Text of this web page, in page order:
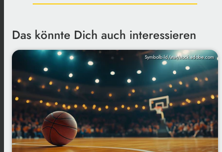
Das könnte Dich auch interessieren
Symbolbild/atar/stock.adobe.com